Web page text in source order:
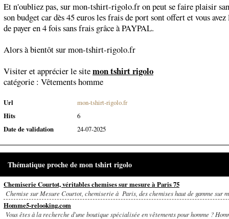
Et n'oubliez pas, sur mon-tshirt-rigolo.fr on peut se faire plaisir
son budget car dès 45 euros les frais de port sont offert et vous
de payer en 4 fois sans frais grâce à PAYPAL.
Alors à bientôt sur mon-tshirt-rigolo.fr
Visiter et apprécier le sitemon tshirt rigolo
catégorie : Vêtements homme
Url
mon-tshirt-rigolo.fr
Hits
6
Date de validation
24-07-2025
Thématique proche de mon tshirt rigolo
Chemiserie Courtot, véritables chemises sur mesure à Paris 75
Chemise sur Mesure Courtot, chemiserie à Paris, des chemises haut de gamme sur
Homme5-relooking.com
Vous êtes à la recherche d'une boutique spécialisée en vêtements pour homme ?